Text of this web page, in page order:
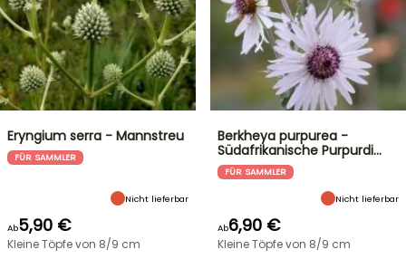
Eryngium serra - Mannstreu
FÜR SAMMLER
Nicht lieferbar
Ab5,90 €
Kleine Töpfe von 8/9 cm
Berkheya purpurea -
Südafrikanische Purpurdi…
FÜR SAMMLER
Nicht lieferbar
Ab6,90 €
Kleine Töpfe von 8/9 cm